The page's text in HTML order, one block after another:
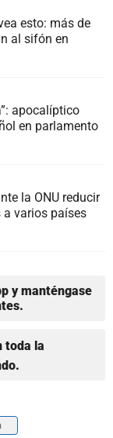
esto: más de
al sifón en
apocalíptico
en parlamento
la ONU reducir
varios países
y manténgase
toda la